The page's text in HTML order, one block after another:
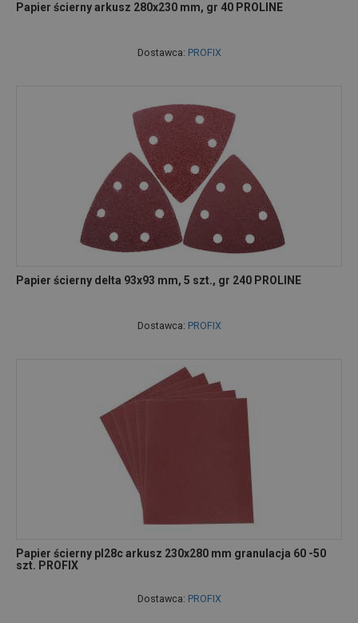
Papier ścierny arkusz 280x230 mm, gr 40 PROLINE
Dostawca: PROFIX
Papier ścierny delta 93x93 mm, 5 szt., gr 240 PROLINE
Dostawca: PROFIX
Papier ścierny pl28c arkusz 230x280 mm granulacja 60 -50
szt. PROFIX
Dostawca: PROFIX